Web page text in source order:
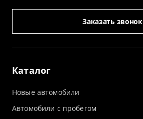
Каталог
Новые автомобили
Автомобили с пробегом
Заказать звонок